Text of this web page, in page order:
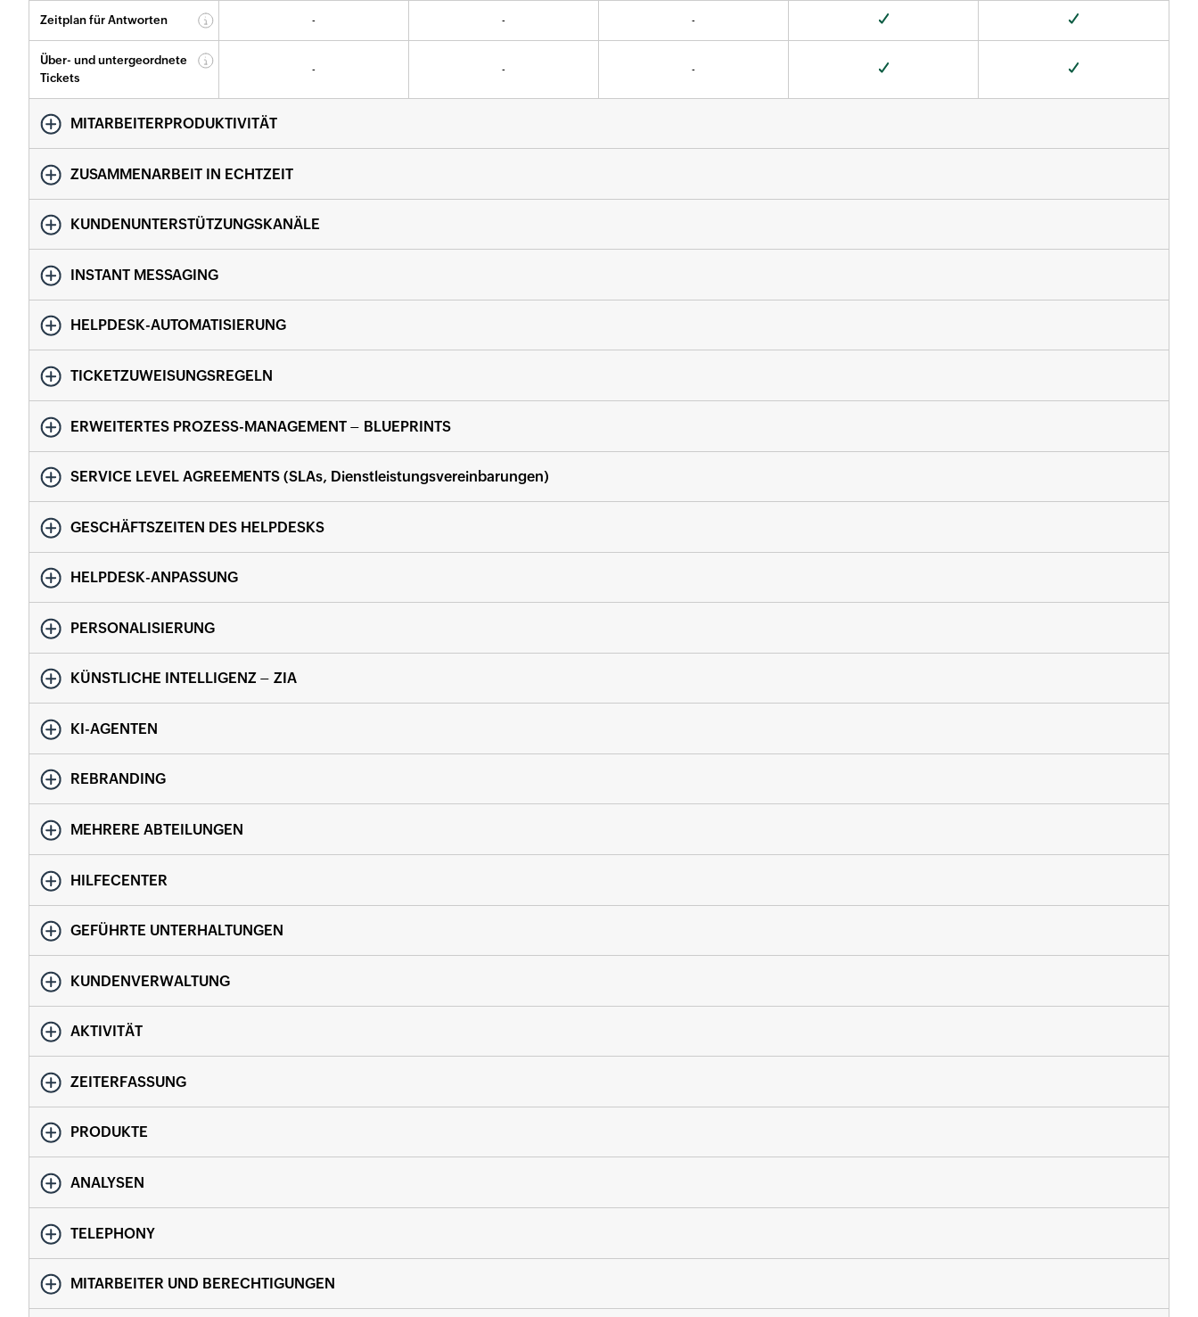
Zeitplan für Antworten - - -
Über- und untergeordnete
Tickets
- - -
MITARBEITERPRODUKTIVITÄT
ZUSAMMENARBEIT IN ECHTZEIT
KUNDENUNTERSTÜTZUNGSKANÄLE
INSTANT MESSAGING
HELPDESK-AUTOMATISIERUNG
TICKETZUWEISUNGSREGELN
ERWEITERTES PROZESS-MANAGEMENT – BLUEPRINTS
SERVICE LEVEL AGREEMENTS (SLAs, Dienstleistungsvereinbarungen)
GESCHÄFTSZEITEN DES HELPDESKS
HELPDESK-ANPASSUNG
PERSONALISIERUNG
KÜNSTLICHE INTELLIGENZ – ZIA
KI-AGENTEN
REBRANDING
MEHRERE ABTEILUNGEN
HILFECENTER
GEFÜHRTE UNTERHALTUNGEN
KUNDENVERWALTUNG
AKTIVITÄT
ZEITERFASSUNG
PRODUKTE
ANALYSEN
TELEPHONY
MITARBEITER UND BERECHTIGUNGEN